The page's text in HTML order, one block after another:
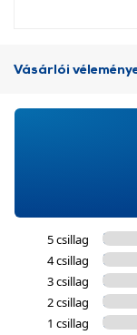
Vásárlói
5 csillag
4 csillag
3 csillag
2 csillag
1 csillag